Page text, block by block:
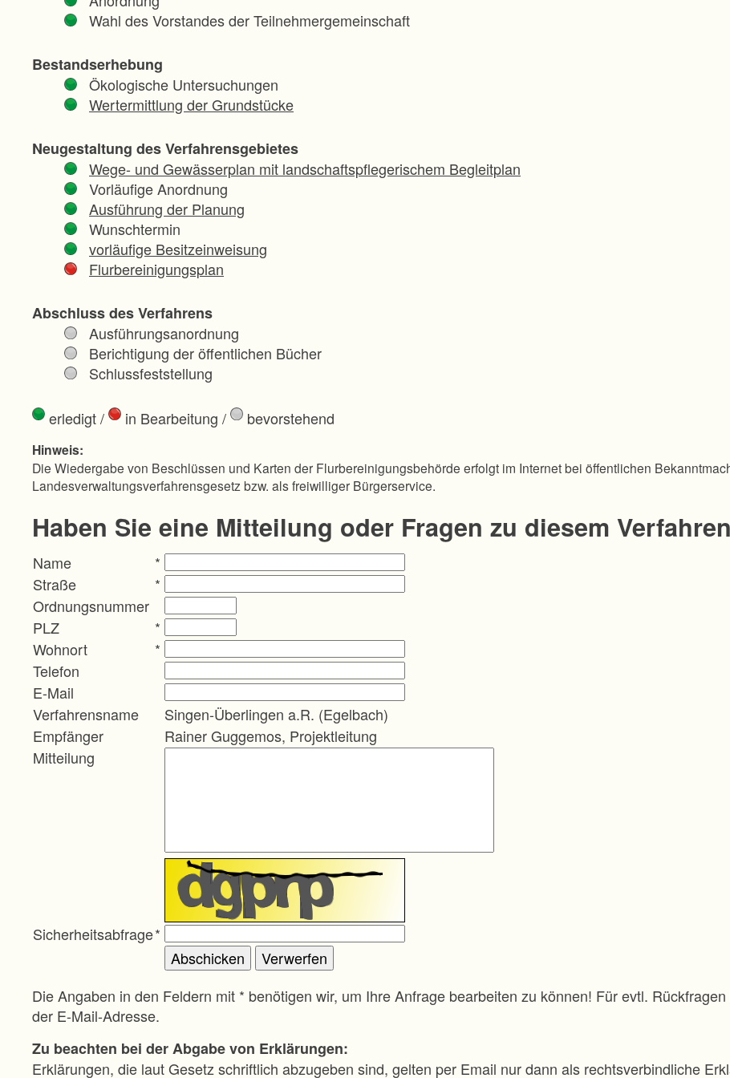
Wahl des Vorstandes der Teilnehmergemeinschaft
Bestandserhebung
Ökologische Untersuchungen
Wertermittlung der Grundstücke
Neugestaltung des Verfahrensgebietes
Wege- und Gewässerplan mit landschaftspflegerischem Begleitplan
Vorläufige Anordnung
Ausführung der Planung
Wunschtermin
vorläufige Besitzeinweisung
Flurbereinigungsplan
Abschluss des Verfahrens
Ausführungsanordnung
Berichtigung der öffentlichen Bücher
Schlussfeststellung
erledigt/ in Bearbeitung / bevorstehend
Hinweis:
Die Wiedergabe von Beschlüssen und Karten der Flurbereinigungsbehörde erfolgt im Internet bei öffentlichen
Landesverwaltungsverfahrensgesetz bzw. als freiwilliger Bürgerservice.
Haben Sie eine Mitteilung oder Fragen zu diesem
Name
*
Straße
*
Ordnungsnummer
PLZ
*
Wohnort
*
Telefon
E-Mail
Verfahrensname
Singen-Überlingen a.R. (Egelbach)
Empfänger
Rainer Guggemos, Projektleitung
Mitteilung
Sicherheitsabfrage*
Die Angaben in den Feldern mit * benötigen wir, um Ihre Anfrage bearbeiten zu können! Für evtl.
der E-Mail-Adresse.
Zu beachten bei der Abgabe von Erklärungen:
Erklärungen, die laut Gesetz schriftlich abzugeben sind, gelten per Email nur dann als rechtsverbindliche